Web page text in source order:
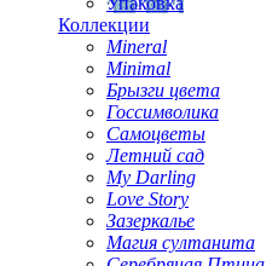
Коллекции
Mineral
Minimal
Брызги цвета
Госсимволика
Самоцветы
Летний сад
My Darling
Love Story
Зазеркалье
Магия султанита